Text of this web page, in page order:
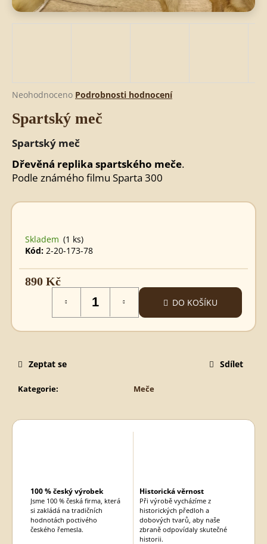
Průměrné
produktu
0,0
z
5
hvězdiček.
Neohodnoceno Podrobnosti hodnocení
Spartský meč
Spartský meč
Dřevěná replika spartského meče.
Podle známého filmu Sparta 300
Skladem (1 ks)
Kód: 2-20-173-78
890 Kč
DO KOŠÍKU
Kategorie: Meče
Zeptat se Sdílet
100 % český výrobek
Jsme 100 % česká firma, která
si zakládá na tradičních
hodnotách poctivého
českého řemesla.
Historická věrnost
Při výrobě vycházíme z
historických předloh a
dobových tvarů, aby naše
zbraně odpovídaly skutečné
historii.
D
p
r
u
č
u
e
MICHAEL